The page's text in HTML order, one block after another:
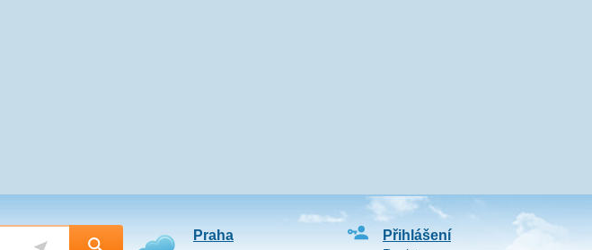
Přihlášení
Praha